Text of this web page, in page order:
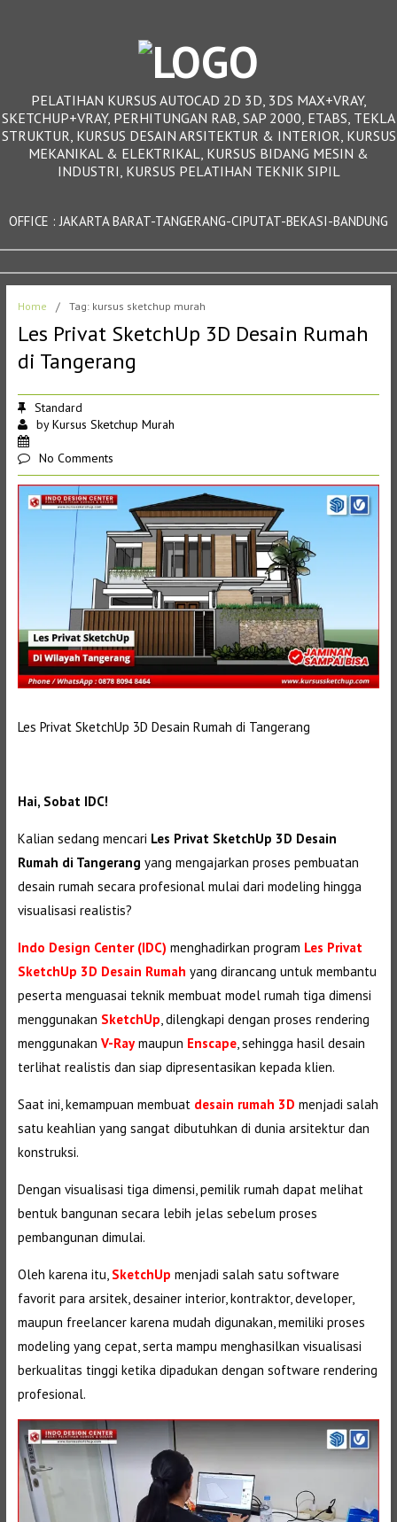
PELATIHAN KURSUS AUTOCAD 2D 3D, 3DS MAX+VRAY,
SKETCHUP+VRAY, PERHITUNGAN RAB, SAP 2000, ETABS, TEKLA
STRUKTUR, KURSUS DESAIN ARSITEKTUR & INTERIOR, KURSUS
MEKANIKAL & ELEKTRIKAL, KURSUS BIDANG MESIN &
INDUSTRI, KURSUS PELATIHAN TEKNIK SIPIL
OFFICE : JAKARTA BARAT-TANGERANG-CIPUTAT-BEKASI-BANDUNG
Home / Tag: kursus sketchup murah
Les Privat SketchUp 3D Desain Rumah
di Tangerang
Standard
byKursus Sketchup Murah
No Comments
Les Privat SketchUp 3D Desain Rumah di Tangerang
Hai, Sobat IDC!
Kalian sedang mencari Les Privat SketchUp 3D Desain
Rumah di Tangerang yang mengajarkan proses pembuatan
desain rumah secara profesional mulai dari modeling hingga
visualisasi realistis?
Indo Design Center (IDC) menghadirkan program Les Privat
SketchUp 3D Desain Rumah yang dirancang untuk membantu
peserta menguasai teknik membuat model rumah tiga dimensi
menggunakan SketchUp , dilengkapi dengan proses rendering
menggunakan V-Raymaupun Enscape, sehingga hasil desain
terlihat realistis dan siap dipresentasikan kepada klien.
Saat ini, kemampuan membuat desain rumah 3D menjadi salah
satu keahlian yang sangat dibutuhkan di dunia arsitektur dan
konstruksi.
Dengan visualisasi tiga dimensi, pemilik rumah dapat melihat
bentuk bangunan secara lebih jelas sebelum proses
pembangunan dimulai.
Oleh karena itu, SketchUp menjadi salah satu software
favorit para arsitek, desainer interior, kontraktor, developer,
maupun freelancer karena mudah digunakan, memiliki proses
modeling yang cepat, serta mampu menghasilkan visualisasi
berkualitas tinggi ketika dipadukan dengan software rendering
profesional.